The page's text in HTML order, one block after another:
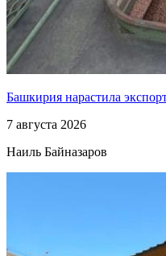
Башкирия нарастила
7 августа 2026
Наиль Байназаров